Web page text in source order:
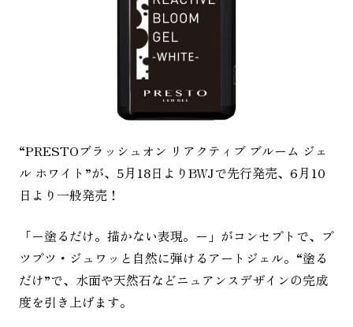
“PRESTOブラッシュオン リアクティブ ブルーム ジェ
ル ホワイト”が、5月18日よりBWJで先行発売、6月10
日より一般発売！
「ー塗るだけ。描かない表現。ー」がコンセプトで、プ
ツプツ・ジュワッと自然に弾けるアートジェル。“塗る
だけ”で、水面や天然石などニュアンスデザインの完成
度を引き上げます。